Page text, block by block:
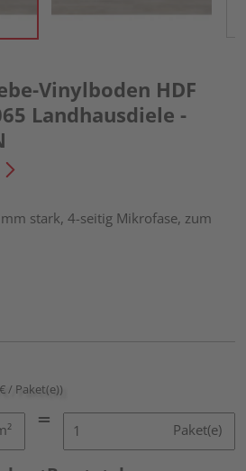
Vinylboden HDF
Landhausdiele -
stark, 4-seitig Mikrofase, zum
/ Paket(e))
Paket(e)